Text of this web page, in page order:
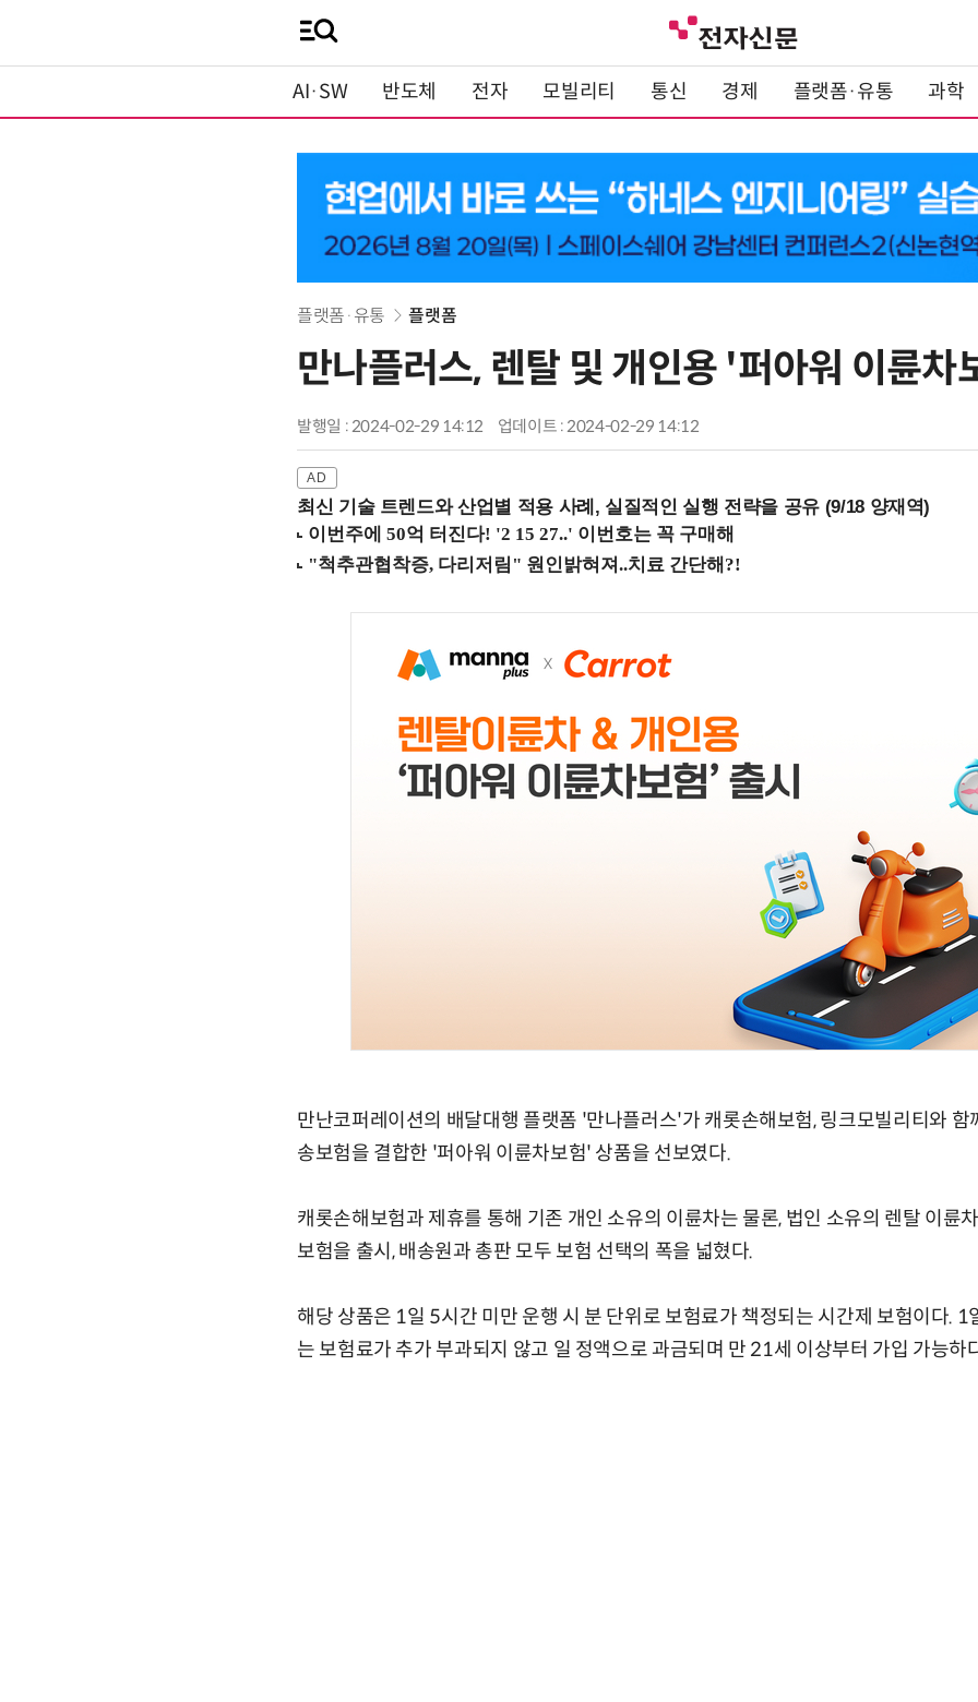
AI·SW 반도체 전자 모빌리티 통신 경제 플랫폼·유통 과학
플랫폼·유통 플랫폼
만나플러스, 렌탈 및 개인용 '퍼아워 이륜차
발행일 : 2024-02-29 14:12 업데이트 : 2024-02-29 14:12
최신 기술 트렌드와 산업별 적용 사례, 실질적인 실행 전략을 공유 (9/18 양재역)
만난코퍼레이션의 배달대행 플랫폼 '만나플러스'가 캐롯손해보험, 링크모빌리티와 함
송보험을 결합한 '퍼아워 이륜차보험' 상품을 선보였다.
캐롯손해보험과 제휴를 통해 기존 개인 소유의 이륜차는 물론, 법인 소유의 렌탈 이륜
보험을 출시, 배송원과 총판 모두 보험 선택의 폭을 넓혔다.
해당 상품은 1일 5시간 미만 운행 시 분 단위로 보험료가 책정되는 시간제 보험이다. 1
는 보험료가 추가 부과되지 않고 일 정액으로 과금되며 만 21세 이상부터 가입 가능하